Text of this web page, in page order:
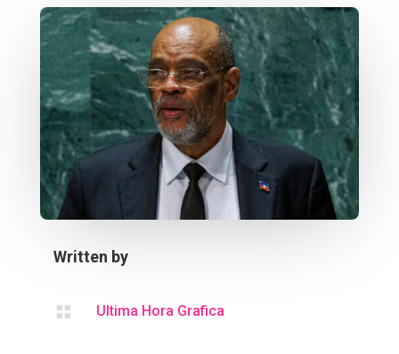
Written by
 Ultima Hora Grafica